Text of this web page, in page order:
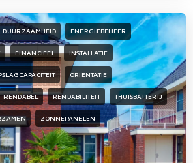
DUURZAAMHEID ENERGIEBEHEER
FINANCIEEL INSTALLATIE
ORIËNTATIE
RENDABEL RENDABILITEIT THUISBATTERIJ
ZONNEPANELEN